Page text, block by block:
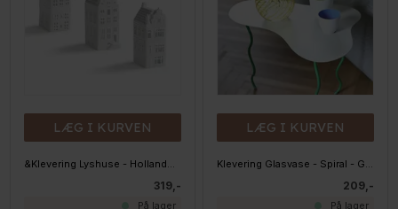
LÆG I KURVEN
319,-
På lager
LÆG I KURVEN
209,-
På lager